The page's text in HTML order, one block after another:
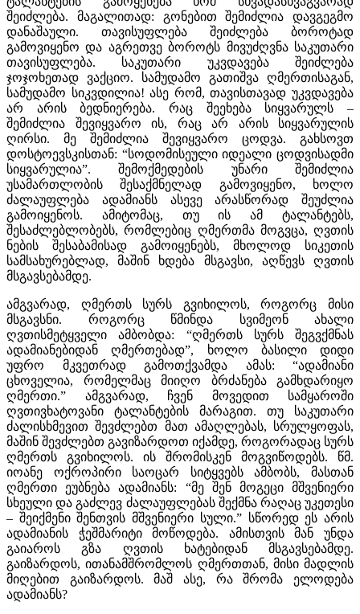
შეიძლება. მაგალითად: გონებით შემიძლია დავგეგმო
დანაშაული. თავისუფლება შეიძლება ბოროტად
გამოვიყენო და აგრეთვე ბოროტს მივუძღვნა საკუთარი
თავისუფლება. საკუთარი უკვდავება შეიძლება
ჯოჯოხეთად ვაქციო. სამუდამო გათიშვა ღმერთისაგან,
სამუდამო სიკვდილია! ასე რომ, თავისთავად უკვდავება
არ არის ბედნიერება. რაც შეეხება სიყვარულს –
შემიძლია შევიყვარო ის, რაც არ არის სიყვარულის
ღირსი. მე შემიძლია შევიყვარო ცოდვა. გახსოვთ
დოსტოევსკისთან: “სოდომისეული იდეალი ცოდვისადმი
სიყვარულია”. შემოქმედების უნარი შემიძლია
უსამართლობის შესაქმნელად გამოვიყენო, ხოლო
ძალაუფლება ადამიანს ასევე არასწორად შეუძლია
გამოიყენოს. ამიტომაც, თუ ის ამ ტალანტებს,
შესაძლებლობებს, რომლებიც ღმერთმა მოგვცა, ღვთის
ნების შესაბამისად გამოიყენებს, მხოლოდ სიკეთის
სამსახურებლად, მაშინ ხდება მსგავსი, აღწევს ღვთის
მსგავსებამდე.
ამგვარად, ღმერთს სურს გვიხილოს, როგორც მისი
მსგავსნი. როგორც წმინდა სვიმეონ ახალი
ღვთისმეტყველი ამბობდა: “ღმერთს სურს შეგვქმნას
ადამიანებიდან ღმერთებად”, ხოლო ბასილი დიდი
უფრო მკვეთრად გამოთქვამდა ამას: “ადამიანი
ცხოველია, რომელმაც მიიღო ბრძანება გამხდარიყო
ღმერთი.” ამგვარად, ჩვენ მოვედით სამყაროში
ღვთივხატოვანი ტალანტების მარაგით. თუ საკუთარი
ძალისხმევით შევძლებთ მათ ამაღლებას, სრულყოფას,
მაშინ შევძლებთ გავიზარდოთ იქამდე, როგორადაც სურს
ღმერთს გვიხილოს. ის შრომისკენ მოგვიწოდებს. წმ.
იოანე ოქროპირი საოცარ სიტყვებს ამბობს, მასთან
ღმერთი ეუბნება ადამიანს: “მე შენ მოგეცი მშვენიერი
სხეული და გაძლევ ძალაუფლებას შექმნა რაღაც უკეთესი
– შეიქმენი შენთვის მშვენიერი სული.” სწორედ ეს არის
ადამიანის ჭეშმარიტი მოწოდება. ამისთვის მან უნდა
გაიაროს გზა ღვთის ხატებიდან მსგავსებამდე.
გაიზარდოს, ითანამშრომლოს ღმერთთან, მისი მადლის
მიღებით გაიზარდოს. მაშ ასე, რა შრომა ელოდება
ადამიანს?